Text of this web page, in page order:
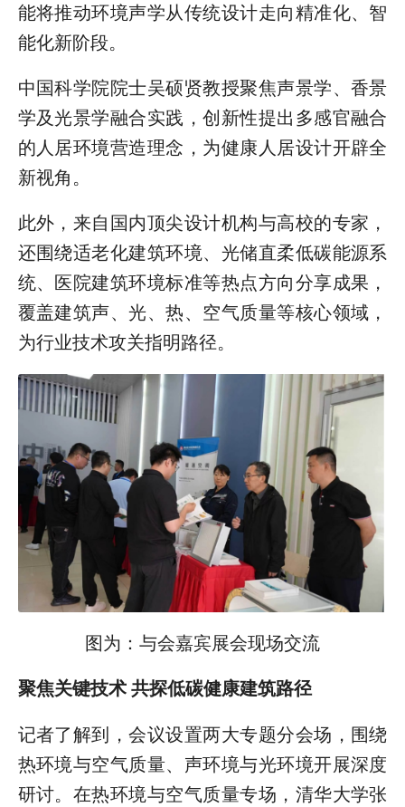
能将推动环境声学从传统设计走向精准化、智
能化新阶段。
中国科学院院士吴硕贤教授聚焦声景学、香景
学及光景学融合实践，创新性提出多感官融合
的人居环境营造理念，为健康人居设计开辟全
新视角。
此外，来自国内顶尖设计机构与高校的专家，
还围绕适老化建筑环境、光储直柔低碳能源系
统、医院建筑环境标准等热点方向分享成果，
覆盖建筑声、光、热、空气质量等核心领域，
为行业技术攻关指明路径。
图为：与会嘉宾展会现场交流
聚焦关键技术 共探低碳健康建筑路径
记者了解到，会议设置两大专题分会场，围绕
热环境与空气质量、声环境与光环境开展深度
研讨。在热环境与空气质量专场，清华大学张